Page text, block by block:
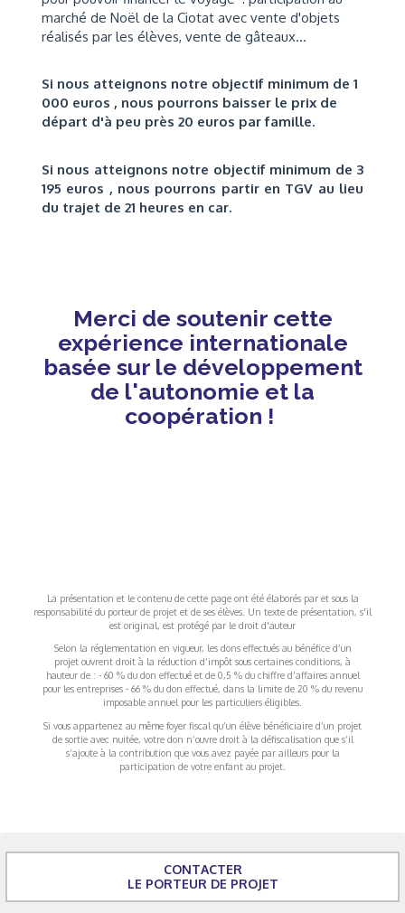
marché de Noël de la Ciotat avec vente d'objets
réalisés par les élèves, vente de gâteaux...
Si nous atteignons notre objectif minimum de 1
000 euros , nous pourrons baisser le prix de
départ d'à peu près 20 euros par famille.
Si nous atteignons notre objectif minimum de 3
195 euros , nous pourrons partir en TGV au lieu
du trajet de 21 heures en car.
Merci de soutenir cette
expérience internationale
basée sur le développement
de l'autonomie et la
coopération !
La présentation et le contenu de cette page ont été élaborés par et sous la
responsabilité du porteur de projet et de ses élèves. Un texte de présentation, s'il
est original, est protégé par le droit d'auteur
Selon la réglementation en vigueur, les dons effectués au bénéfice d’un
projet ouvrent droit à la réduction d’impôt sous certaines conditions, à
hauteur de : - 60 % du don effectué et de 0,5 % du chiffre d’affaires annuel
pour les entreprises - 66 % du don effectué, dans la limite de 20 % du revenu
imposable annuel pour les particuliers éligibles.
Si vous appartenez au même foyer fiscal qu’un élève bénéficiaire d’un projet
de sortie avec nuitée, votre don n’ouvre droit à la défiscalisation que s’il
s’ajoute à la contribution que vous avez payée par ailleurs pour la
participation de votre enfant au projet.
CONTACTER
LE PORTEUR DE PROJET